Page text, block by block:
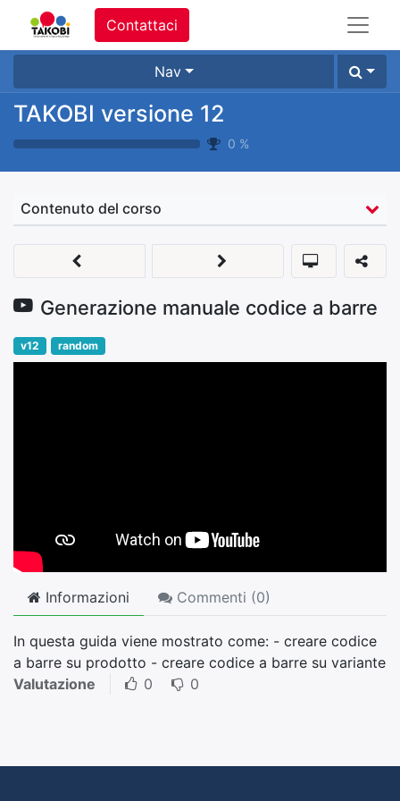
Contattaci
Nav
TAKOBI versione 12
0 %
Contenuto del corso
Generazione manuale codice a barre
v12 random
Informazioni Commenti (0)
In questa guida viene mostrato come: - creare codice
a barre su prodotto - creare codice a barre su variante
Valutazione
0 0